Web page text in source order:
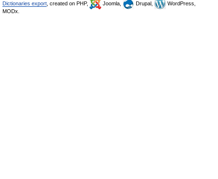
Dictionaries export , created on PHP, Joomla, Drupal,
WordPress,
MODx.